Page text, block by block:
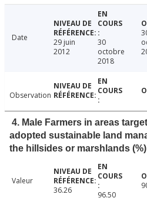
Date
29 juin
2012
30
octobre
2018
Observation
4. Male Farmers in areas
adopted sustainable land
the hillsides or marshlands (%)
Valeur
36.26
96.50